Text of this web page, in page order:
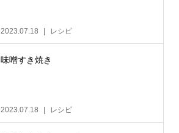
2023.07.18 レシピ
味噌すき焼き
2023.07.18 レシピ